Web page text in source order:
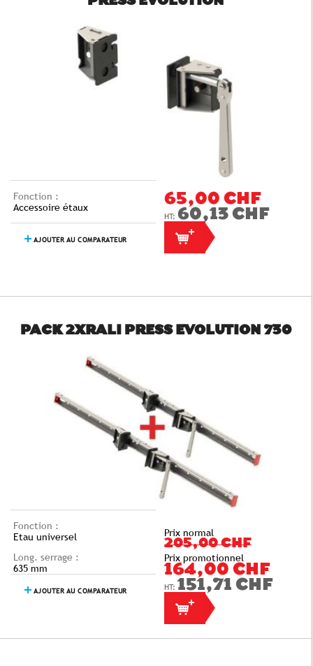
Fonction :
Accessoire étaux
AJOUTER AU COMPARATEUR
65,00 CHF
60,13 CHF
PACK 2XRALI PRESS EVOLUTION 730
Fonction :
Etau universel
Long. serrage :
635 mm
AJOUTER AU COMPARATEUR
Prix normal
205,00 CHF
Prix promotionnel
164,00 CHF
151,71 CHF